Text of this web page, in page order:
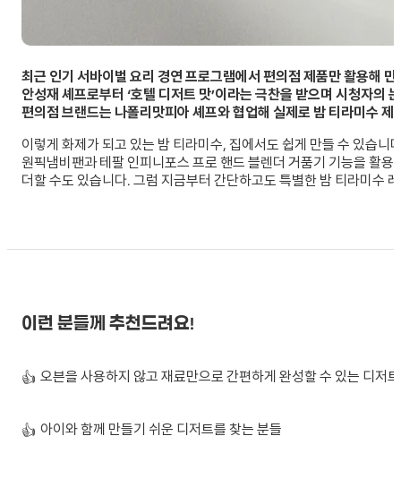
최근 인기 서바이벌 요리 경연 프로그램에서 편의점 제품만 활용해 만
안성재 셰프로부터 ‘호텔 디저트 맛’이라는 극찬을 받으며 시청자의
편의점 브랜드는 나폴리맛피아 셰프와 협업해 실제로 밤 티라미수 제
이렇게 화제가 되고 있는 밤 티라미수, 집에서도 쉽게 만들 수 있습니
원픽냄비팬과 테팔 인피니포스 프로 핸드 블렌더 거품기 기능을 활
더할 수도 있습니다. 그럼 지금부터 간단하고도 특별한 밤 티라미수
이런 분들께 추천드려요!
👍 오븐을 사용하지 않고 재료만으로 간편하게 완성할 수 있는 디저
👍 아이와 함께 만들기 쉬운 디저트를 찾는 분들